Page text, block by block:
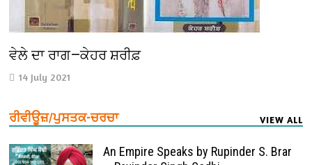
ਵੇਲੇ ਦਾ ਰਾਗ—ਕੇਹਰ ਸ਼ਰੀਫ਼
14 July 2021
ਰੀਵੀਊਜ਼/ਪੁਸਤਕ-ਚਰਚਾ VIEW ALL
An Empire Speaks by Rupinder S. Brar